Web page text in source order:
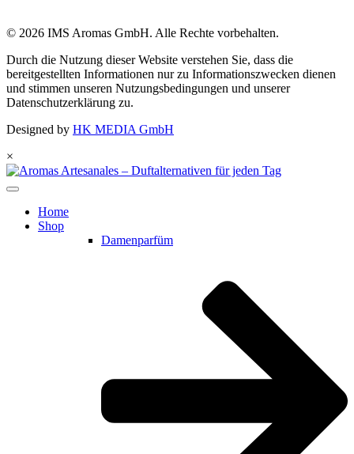
© 2026 IMS Aromas GmbH. Alle Rechte vorbehalten.
Durch die Nutzung dieser Website verstehen Sie, dass die
bereitgestellten Informationen nur zu Informationszwecken dienen
und stimmen unseren Nutzungsbedingungen und unserer
Datenschutzerklärung zu.
Designed by HK MEDIA GmbH
×
Home
Shop
Damenparfüm